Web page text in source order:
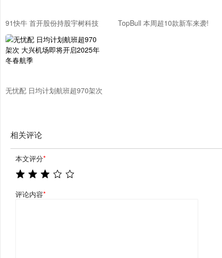
91快牛 首开股份持股宇树科技
受资本热捧，但仍面临业绩困境
TopBull 本周超10款新车来袭!
无忧配 日均计划航班超970架次
相关评论
本文评分*
评论内容*